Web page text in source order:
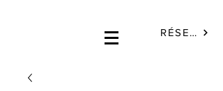
RÉSERVÉ